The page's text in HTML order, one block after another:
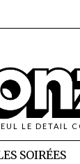
LE DETAIL
SOIRÉES